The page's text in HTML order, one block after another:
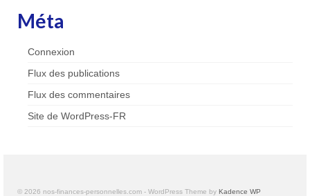
Méta
Connexion
Flux des publications
Flux des commentaires
Site de WordPress-FR
© 2026 nos-finances-personnelles.com - WordPress Theme by Kadence WP